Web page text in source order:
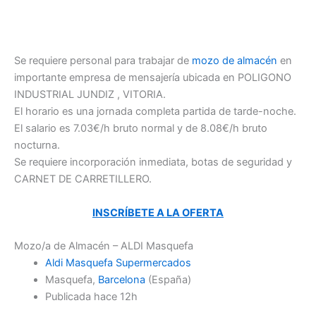
Se requiere personal para trabajar de mozo de almacén en
importante empresa de mensajería ubicada en POLIGONO
INDUSTRIAL JUNDIZ , VITORIA.
El horario es una jornada completa partida de tarde-noche.
El salario es 7.03€/h bruto normal y de 8.08€/h bruto
nocturna.
Se requiere incorporación inmediata, botas de seguridad y
CARNET DE CARRETILLERO.
INSCRÍBETE A LA OFERTA
Mozo/a de Almacén – ALDI Masquefa
Aldi Masquefa Supermercados
Masquefa, Barcelona (España)
Publicada hace 12h